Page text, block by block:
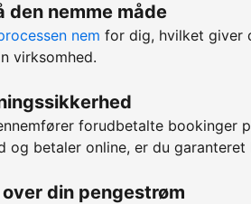
den nemme måde
nem for dig, hvilket giver
virksomhed.
forudbetalte bookinger
og betaler online, er du garanteret
din pengestrøm